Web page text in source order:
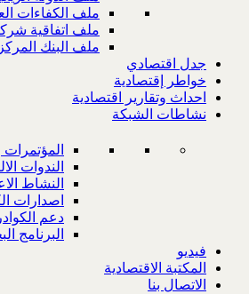
ملف الكفاءات
ملف اتفاقية
ملف البنك
جدل اقتصادي
خواطر إقتصادية
احداث وتقارير اقتصادية
نشاطات الشبكة
الندوات
النشاط
اصدارات
دعم
البرنامج
فيديو
المكتبة الاقتصادية
الاتصال بنا